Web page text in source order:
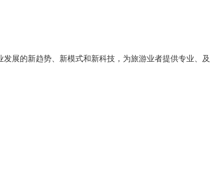
发展的新趋势 新模式和新科技 ，为旅游业者提供专业、及